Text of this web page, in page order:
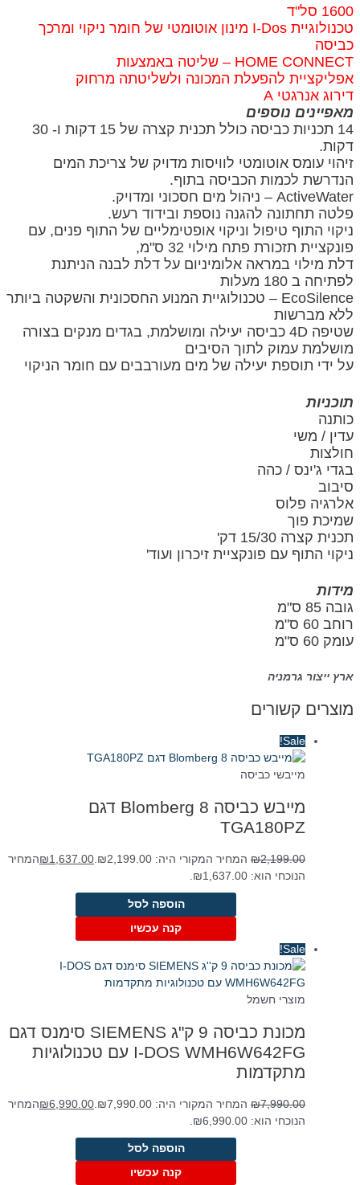
1600 סל"ד
טכנולוגיית I-Dos מינון אוטומטי של חומר ניקוי ומרכך
כביסה
HOME CONNECT – שליטה באמצעות
אפליקציית להפעלת המכונה ולשליטתה מרחוק
דירוג אנרגטי A
מאפיינים נוספים
14 תכניות כביסה כולל תכנית קצרה של 15 דקות ו- 30
דקות.
זיהוי עומס אוטומטי לוויסות מדויק של צריכת המים
הנדרשת לכמות הכביסה בתוף.
ActiveWater – ניהול מים חסכוני ומדויק.
פלטה תחתונה להגנה נוספת ובידוד רעש.
ניקוי התוף טיפול וניקוי אופטימליים של התוף פנים, עם
פונקציית תזכורת פתח מילוי 32 ס"מ,
דלת מילוי במראה אלומיניום על דלת לבנה הניתנת
לפתיחה ב 180 מעלות
EcoSilence – טכנולוגיית המנוע החסכונית והשקטה ביותר
ללא מברשות
שטיפה 4D כביסה יעילה ומושלמת, בגדים מנקים בצורה
מושלמת עמוק לתוך הסיבים
על ידי תוספת יעילה של מים מעורבבים עם חומר הניקוי
תוכניות
כותנה
עדין / משי
חולצות
בגדי ג'ינס / כהה
סיבוב
אלרגיה פלוס
שמיכת פוך
תכנית קצרה 15/30 דק'
ניקוי התוף עם פונקציית זיכרון ועוד'
מידות
גובה 85 ס"מ
רוחב 60 ס"מ
עומק 60 ס"מ
ארץ ייצור גרמניה
מוצרים קשורים
Sale!
מייבשי כביסה
מייבש כביסה Blomberg 8 דגם
TGA180PZ
₪2,199.00 המחיר המקורי היה: ₪2,199.00. ₪1,637.00
המחיר
הנוכחי הוא: ₪1,637.00.
הוספה לסל
קנה עכשיו
Sale!
מוצרי חשמל
מכונת כביסה 9 ק"ג SIEMENS סימנס דגם
I-DOS WMH6W642FG עם טכנולוגיות
מתקדמות
₪7,990.00 המחיר המקורי היה: ₪7,990.00. ₪6,990.00
המחיר
הנוכחי הוא: ₪6,990.00.
הוספה לסל
קנה עכשיו